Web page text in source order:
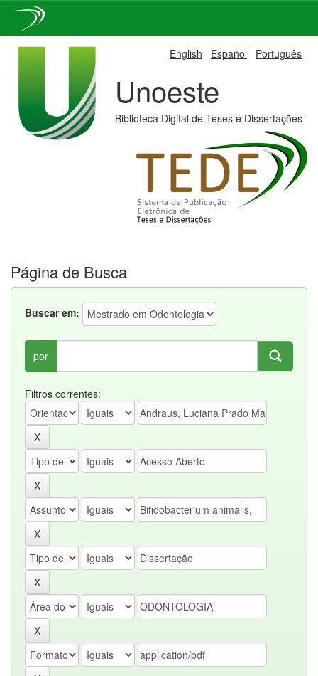
English Español Português
Unoeste
Biblioteca Digital de Teses e Dissertações
Página de Busca
Buscar em:
por
Filtros correntes: